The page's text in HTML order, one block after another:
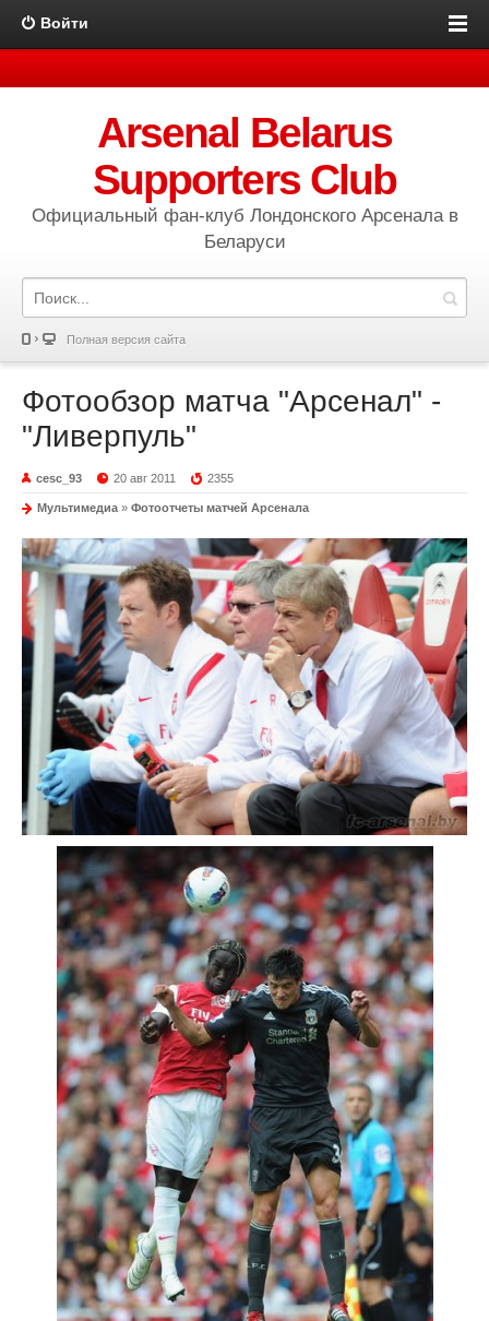
Войти
Arsenal Belarus
Supporters Club
Официальный фан-клуб Лондонского Арсенала в
Беларуси
Полная версия сайта
Фотообзор матча "Арсенал" -
"Ливерпуль"
cesc_93 20 авг 2011 2355
Мультимедиа » Фотоотчеты матчей Арсенала